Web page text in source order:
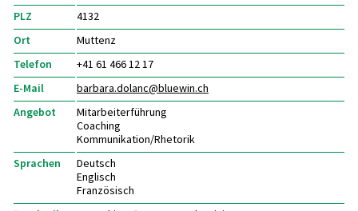
PLZ
4132
Ort
Muttenz
Telefon
+41 61 466 12 17
E-Mail
barbara.dolanc@bluewin.ch
Angebot
Mitarbeiterführung
Coaching
Kommunikation/Rhetorik
Sprachen
Deutsch
Englisch
Französisch